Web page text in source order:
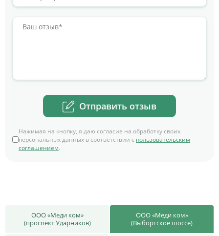
Отправить отзыв
Нажимая на кнопку, я даю согласие на обработку своих
персональных данных в соответствии с пользовательским
соглашением.
ООО «Меди ком»
(проспект Ударников)
ООО «Меди ком»
(Выборгское шоссе)